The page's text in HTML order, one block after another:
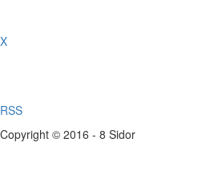
X
RSS
Copyright © 2016 - 8 Sidor